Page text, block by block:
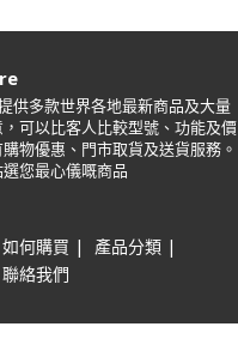
供多款世界各地最新商品及大量
可以比客人比較型號、功能及價
物優惠、門市取貨及送貨服務。
您最心儀嘅商品
如何購買 | 產品分類 |
聯絡我們